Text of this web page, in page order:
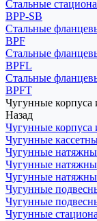
Стальные
BPP-SB
Стальные
BPF
Стальные
BPFL
Стальные
BPFT
Чугунные корпуса
Назад
Чугунные корпуса
Чугунные
Чугунные
Чугунные
Чугунные
Чугунные
Чугунные
Чугунные